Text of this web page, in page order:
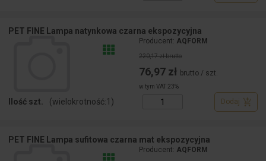
PET FINE Lampa natynkowa czarna ekspozycyjna
Producent: AQFORM
220,17 zł brutto
76,97 zł brutto / szt.
w tym VAT 23%
Ilość szt. (wielokrotność:1 ) Dodaj
PET FINE Lampa sufitowa czarna mat ekspozycyjna
Producent: AQFORM